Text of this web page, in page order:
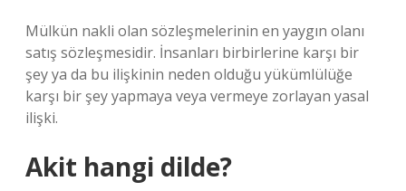
Mülkün nakli olan sözleşmelerinin en yaygın olanı
satış sözleşmesidir. İnsanları birbirlerine karşı bir
şey ya da bu ilişkinin neden olduğu yükümlülüğe
karşı bir şey yapmaya veya vermeye zorlayan yasal
ilişki.
Akit hangi dilde?